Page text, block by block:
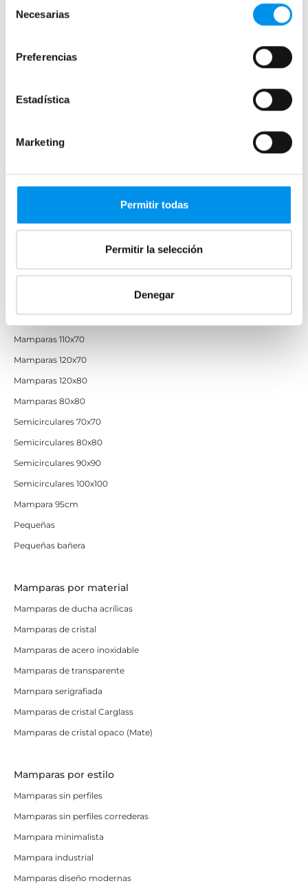
Necesarias
Preferencias
Estadística
Marketing
Permitir todas
Permitir la selección
Denegar
Mamparas de colores
Mamparas de ducha baratas con perfil negro
Mamparas 70x90
Mamparas 110x70
Mamparas 120x70
Mamparas 120x80
Mamparas 80x80
Semicirculares 70x70
Semicirculares 80x80
Semicirculares 90x90
Semicirculares 100x100
Mampara 95cm
Pequeñas
Pequeñas bañera
Mamparas por material
Mamparas de ducha acrílicas
Mamparas de cristal
Mamparas de acero inoxidable
Mamparas de transparente
Mampara serigrafiada
Mamparas de cristal Carglass
Mamparas de cristal opaco (Mate)
Mamparas por estilo
Mamparas sin perfiles
Mamparas sin perfiles correderas
Mampara minimalista
Mampara industrial
Mamparas diseño modernas